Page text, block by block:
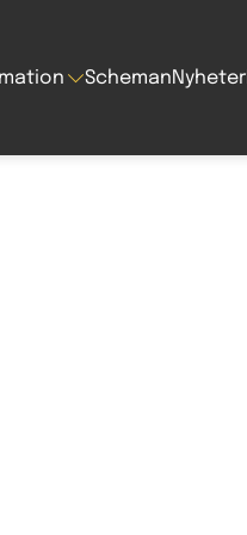
SchemanNyheter